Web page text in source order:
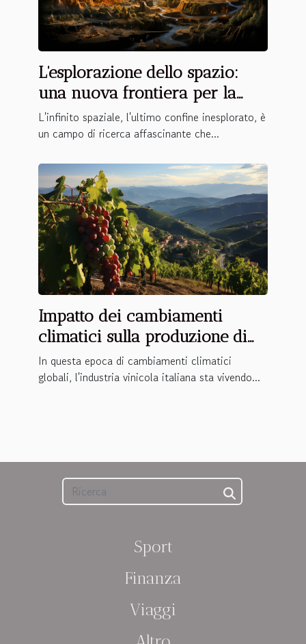
L'esplorazione dello spazio:
una nuova frontiera per la
fisica
L'infinito spaziale, l'ultimo confine inesplorato, è
un campo di ricerca affascinante che...
Impatto dei cambiamenti
climatici sulla produzione di
vino in Italia
In questa epoca di cambiamenti climatici
globali, l'industria vinicola italiana sta vivendo...
Sport
Finanza
Viaggi